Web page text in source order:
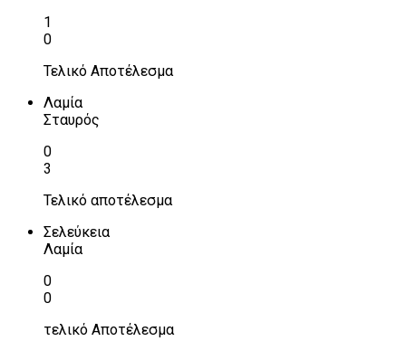
1
0
Τελικό Αποτέλεσμα
Λαμία
Σταυρός
0
3
Τελικό αποτέλεσμα
Σελεύκεια
Λαμία
0
0
τελικό Αποτέλεσμα